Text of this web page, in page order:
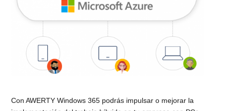
Con AWERTY Windows 365 podrás impulsar o mejorar la